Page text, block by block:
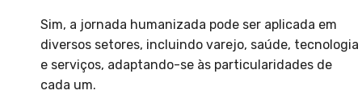
Sim, a jornada humanizada pode ser aplicada em
diversos setores, incluindo varejo, saúde, tecnologia
e serviços, adaptando-se às particularidades de
cada um.